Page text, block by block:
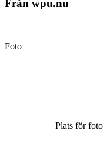
Från wpu.nu
Foto
Plats för foto